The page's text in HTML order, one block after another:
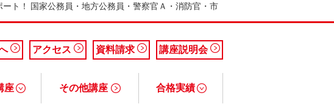
ト！ 国家公務員・地方公務員・警察官Ａ・消防官・市
アクセス 資料請求 講座説明会
座 その他講座 合格実績